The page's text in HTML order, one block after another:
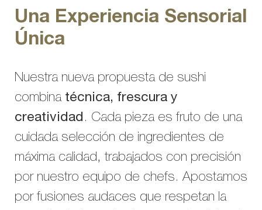
Una Experiencia Sensorial
Única
Nuestra nueva propuesta de sushi
combina técnica, frescura y
creatividad . Cada pieza es fruto de una
cuidada selección de ingredientes de
máxima calidad, trabajados con precisión
por nuestro equipo de chefs. Apostamos
por fusiones audaces que respetan la